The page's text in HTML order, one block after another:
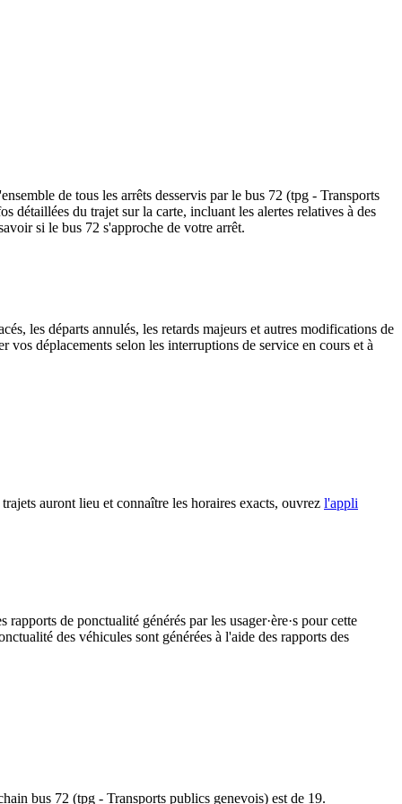
de tous les arrêts desservis par le bus 72 (tpg - Transports
détaillées du trajet sur la carte, incluant les alertes relatives à des
si le bus 72 s'approche de votre arrêt.
les départs annulés, les retards majeurs et autres modifications de
déplacements selon les interruptions de service en cours et à
auront lieu et connaître les horaires exacts, ouvrez l'appli
rapports de ponctualité générés par les usager·ère·s pour cette
des véhicules sont générées à l'aide des rapports des
bus 72 (tpg - Transports publics genevois) est de 19.